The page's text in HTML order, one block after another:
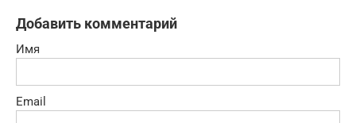
Добавить комментарий
Имя
Email